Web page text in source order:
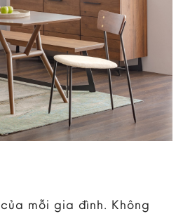
mỗi gia đình. Không